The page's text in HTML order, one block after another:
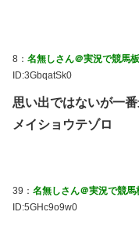
8： 名無しさん＠実況で競馬
ID:3GbqatSk0
思い出ではないが一
メイショウテゾロ
39： 名無しさん＠実況で競馬
ID:5GHc9o9w0